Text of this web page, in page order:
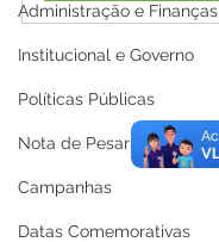
Administração e Finanças
Institucional e Governo
Políticas Públicas
Nota de Pesar
Campanhas
Datas Comemorativas